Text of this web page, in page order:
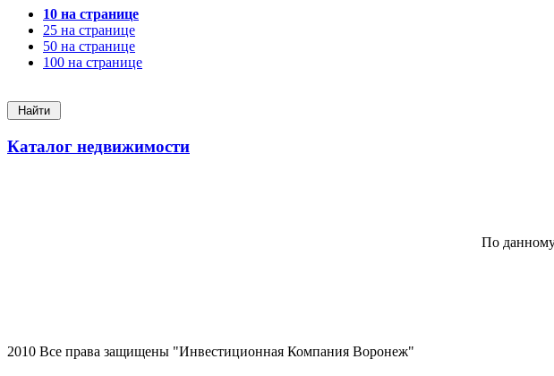
10 на странице
25 на странице
50 на странице
100 на странице
Каталог недвижимости
По данному
2010 Все права защищены "Инвестиционная Компания Воронеж"